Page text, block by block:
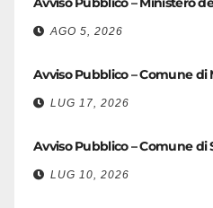
AGO 5, 2026
Avviso Pubblico – Comune di
LUG 17, 2026
Avviso Pubblico – Comune di
LUG 10, 2026